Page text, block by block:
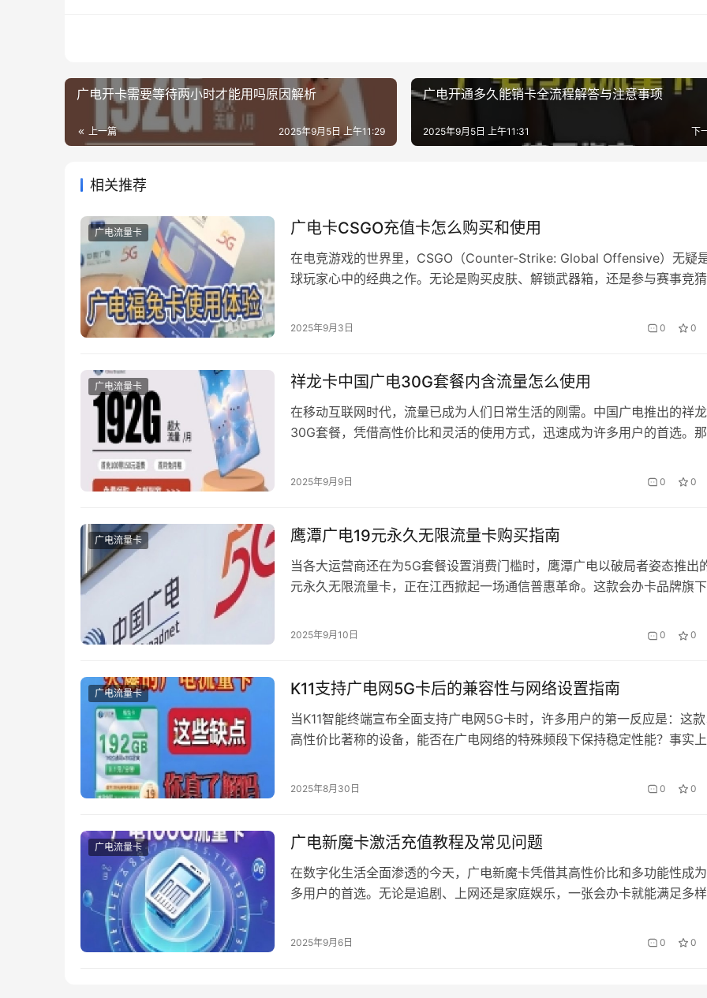
广电开卡需要等待两小时才能用吗原因解析
上一篇 2025年9月5日 上午11:29
广电开通多久能销卡全流程解答与注意事项
下
2025年9月5日 上午11:31
相关推荐
广电流量卡 广电卡CSGO充值卡怎么购买和使用
在电竞游戏的世界里，CSGO（Counter-Strike: Global Offensive）无疑
球玩家心中的经典之作。无论是购买皮肤、解锁武器箱，还是参与赛事竞猜
泛使用的预付费卡，其与CSGO充值卡的结合，为玩家提供了一种便捷的充
2025年9月3日 0 0
广电流量卡 祥龙卡中国广电30G套餐内含流量怎么使用
在移动互联网时代，流量已成为人们日常生活的刚需。中国广电推出的祥
30G套餐，凭借高性价比和灵活的使用方式，迅速成为许多用户的首选。那
融入会办卡这一品牌的服务优势，助你玩转流量生活。 一、祥龙卡30G套餐
2025年9月9日 0 0
广电流量卡 鹰潭广电19元永久无限流量卡购买指南
当各大运营商还在为5G套餐设置消费门槛时，鹰潭广电以破局者姿态推出
元永久无限流量卡，正在江西掀起一场通信普惠革命。这款会办卡品牌旗下
对优惠活动临时性的顾虑。 一、产品核心价值解析 在流量焦虑成为普遍社
2025年9月10日 0 0
广电流量卡 K11支持广电网5G卡后的兼容性与网络设置指南
当K11智能终端宣布全面支持广电网5G卡时，许多用户的第一反应是：这
高性价比著称的设备，能否在广电网络的特殊频段下保持稳定性能？事实上
熟。作为广电5G的首批合作终端之一，K11的兼容性优化和网络设置逻辑，
2025年8月30日 0 0
广电流量卡 广电新魔卡激活充值教程及常见问题
在数字化生活全面渗透的今天，广电新魔卡凭借其高性价比和多功能性成
多用户的首选。无论是追剧、上网还是家庭娱乐，一张会办卡就能满足多样
频疑问。 一、广电新魔卡激活全流程指南 拿到实体卡后，首先确认卡面完
2025年9月6日 0 0